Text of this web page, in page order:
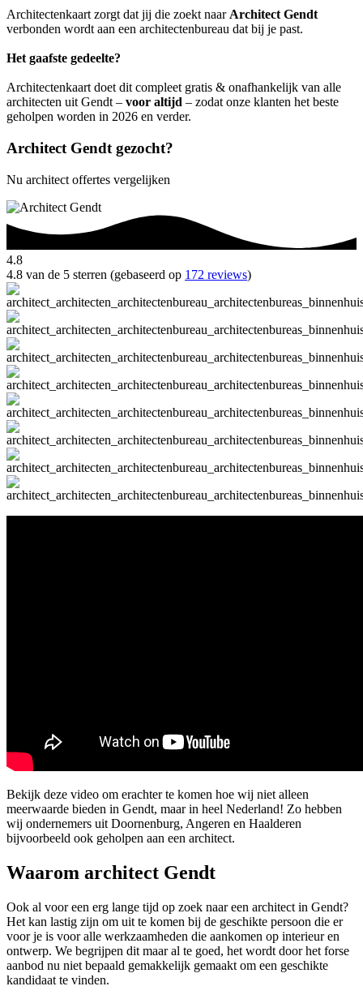
Architectenkaart zorgt dat jij die zoekt naar Architect Gendt
verbonden wordt aan een architectenbureau dat bij je past.
Het gaafste gedeelte?
Architectenkaart doet dit compleet gratis & onafhankelijk van alle
architecten uit Gendt – voor altijd – zodat onze klanten het beste
geholpen worden in 2026 en verder.
Architect Gendt gezocht?
Nu architect offertes vergelijken
4.8
4.8 van de 5 sterren (gebaseerd op 172 reviews)
Bekijk deze video om erachter te komen hoe wij niet alleen
meerwaarde bieden in Gendt, maar in heel Nederland! Zo hebben
wij ondernemers uit Doornenburg, Angeren en Haalderen
bijvoorbeeld ook geholpen aan een architect.
Waarom architect Gendt
Ook al voor een erg lange tijd op zoek naar een architect in Gendt?
Het kan lastig zijn om uit te komen bij de geschikte persoon die er
voor je is voor alle werkzaamheden die aankomen op interieur en
ontwerp. We begrijpen dit maar al te goed, het wordt door het forse
aanbod nu niet bepaald gemakkelijk gemaakt om een geschikte
kandidaat te vinden.